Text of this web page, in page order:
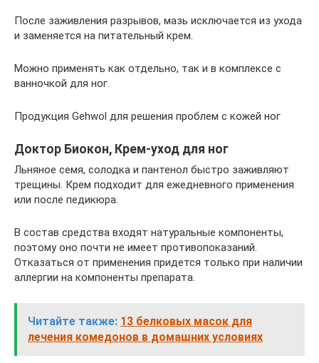
После заживления разрывов, мазь исключается из ухода
и заменяется на питательный крем.
Можно применять как отдельно, так и в комплексе с
ванночкой для ног.
Продукция Gehwol для решения проблем с кожей ног
Доктор Биокон, Крем-уход для ног
Льняное семя, солодка и пантенол быстро заживляют
трещины. Крем подходит для ежедневного применения
или после педикюра.
В состав средства входят натуральные компоненты,
поэтому оно почти не имеет противопоказаний.
Отказаться от применения придется только при наличии
аллергии на компоненты препарата.
Читайте также: 13 белковых масок для
лечения комедонов в домашних условиях